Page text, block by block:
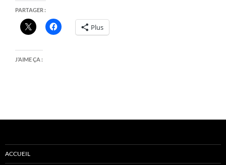
PARTAGER :
Plus
J’AIME ÇA :
ACCUEIL